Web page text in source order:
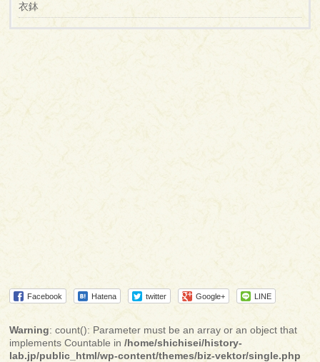
衣鉢
Facebook Hatena twitter Google+ LINE
Warning: count(): Parameter must be an array or an object that
implements Countable in/home/shichisei/history-
lab.jp/public_html/wp-content/themes/biz-vektor/single.php